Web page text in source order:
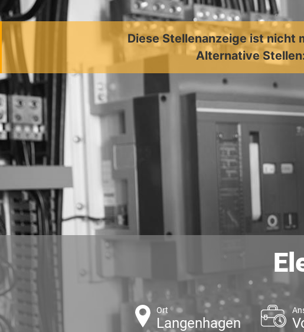
Diese Stellenanzeige ist nicht
Alternative
Ort
Langenhagen